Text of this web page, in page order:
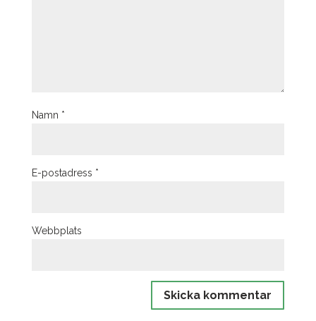
Namn *
E-postadress *
Webbplats